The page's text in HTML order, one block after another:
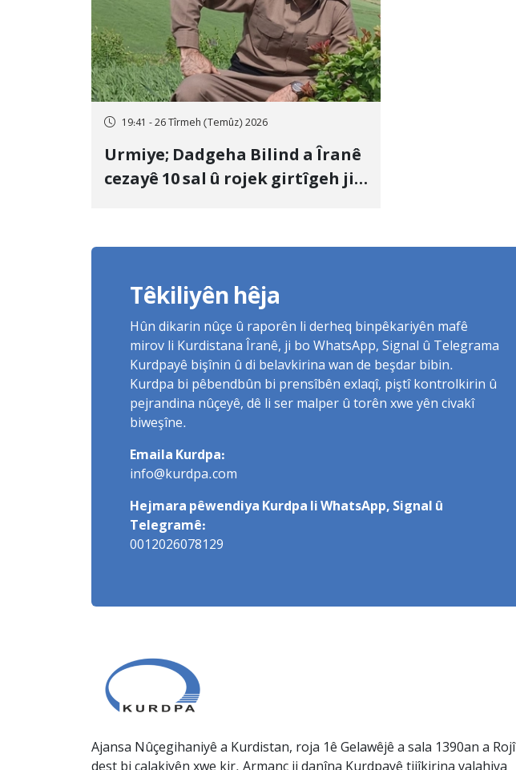
19:41 - 26 Tîrmeh (Temûz) 2026
Urmiye; Dadgeha Bilind a Îranê
cezayê 10 sal û rojek girtîgeh ji
Têkiliyên hêja
Hûn dikarin nûçe û raporên li derheq binpêkariyên mafê
mirov li Kurdistana Îranê, ji bo WhatsApp, Signal û Telegrama
Kurdpayê bişînin û di belavkirina wan de beşdar bibin.
Kurdpa bi pêbendbûn bi prensîbên exlaqî, piştî kontrolkirin û
pejrandina nûçeyê, dê li ser malper û torên xwe yên civakî
biweşîne.
Emaila Kurdpa:
info@kurdpa.com
Hejmara pêwendiya Kurdpa li WhatsApp, Signal û
Telegramê:
0012026078129
Ajansa Nûçegihaniyê a Kurdistan, roja 1ê Gelawêjê a sala 1390an a Rojî